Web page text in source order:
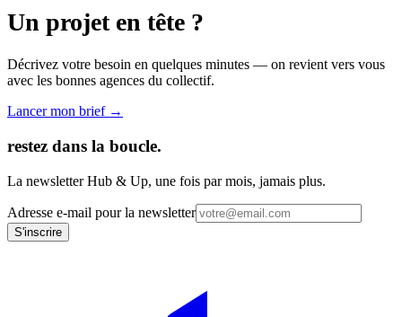
Un projet en tête ?
Décrivez votre besoin en quelques minutes — on revient vers vous
avec les bonnes agences du collectif.
Lancer mon brief →
restez dans la boucle.
La newsletter Hub & Up, une fois par mois, jamais plus.
Adresse e-mail pour la newsletter
S'inscrire